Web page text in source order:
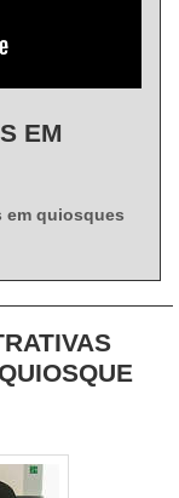
EM
em quiosques